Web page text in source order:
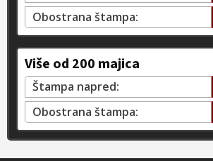
Obostrana štampa:
Više od 200 majica
Štampa napred:
Obostrana štampa: